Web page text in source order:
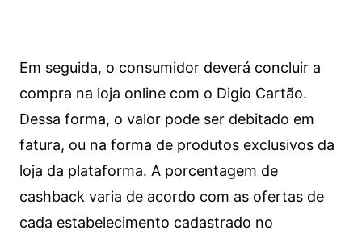
Em seguida, o consumidor deverá concluir a
compra na loja online com o Digio Cartão.
Dessa forma, o valor pode ser debitado em
fatura, ou na forma de produtos exclusivos da
loja da plataforma. A porcentagem de
cashback varia de acordo com as ofertas de
cada estabelecimento cadastrado no